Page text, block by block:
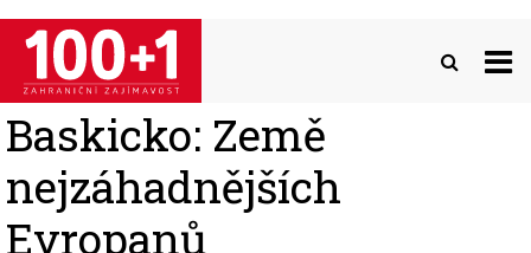
Přejít
hlavnímu
obsahu
Baskicko: Země
nejzáhadnějších
Evropanů